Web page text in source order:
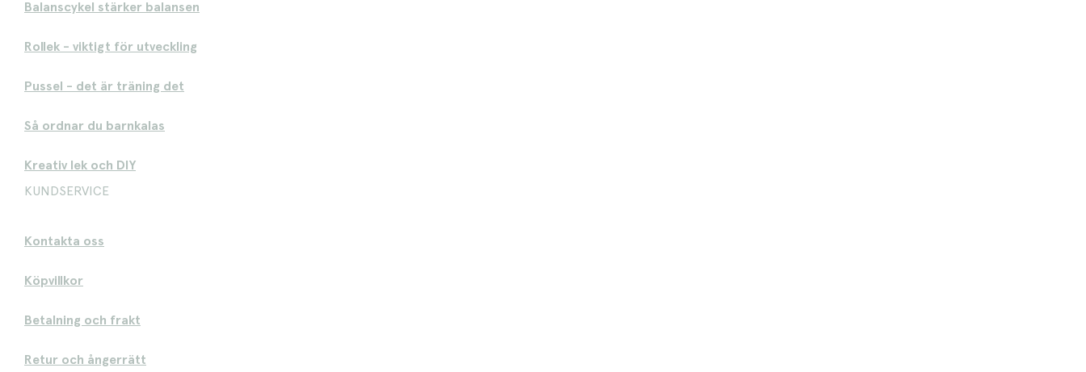
Balanscykel stärker balansen
Rollek - viktigt för utveckling
Pussel - det är träning det
Så ordnar du barnkalas
Kreativ lek och DIY
KUNDSERVICE
Kontakta oss
Köpvillkor
Betalning och frakt
Retur och ångerrätt